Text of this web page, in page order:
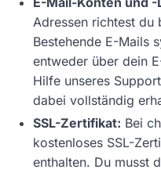
Adressen richtest du
Bestehende E-Mails
entweder über dein
Hilfe unseres
dabei vollständig
SSL-Zertifikat: Bei
kostenloses SSL-
enthalten. Du musst